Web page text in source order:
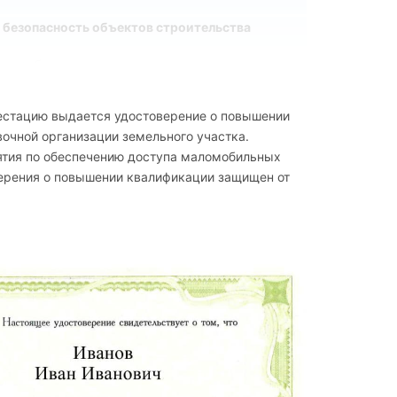
объектов строительства
на обеспечение безопасности объектов
капитального строительства
работ
при выполнении работ
материалов. Передовой отечественный и
выдается удостоверение о повышении
организации земельного участка.
по обеспечению доступа маломобильных
о повышении квалификации защищен от